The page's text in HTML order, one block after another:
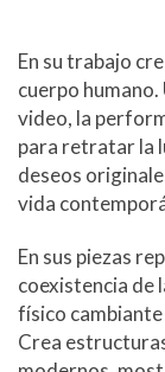
En su trabajo
cuerpo
video, la
para retratar la
deseos
vida
En sus piezas
coexistencia de
físico cambiante
Crea